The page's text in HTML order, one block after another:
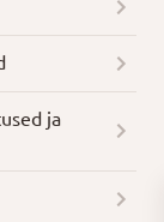
ja